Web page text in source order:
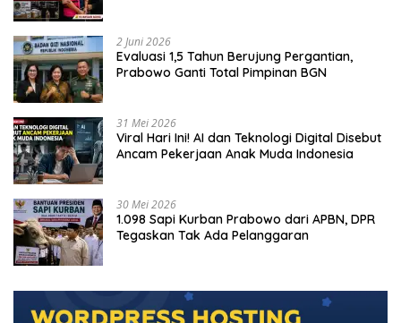
2 Juni 2026
Evaluasi 1,5 Tahun Berujung Pergantian,
Prabowo Ganti Total Pimpinan BGN
31 Mei 2026
Viral Hari Ini! AI dan Teknologi Digital Disebut
Ancam Pekerjaan Anak Muda Indonesia
30 Mei 2026
1.098 Sapi Kurban Prabowo dari APBN, DPR
Tegaskan Tak Ada Pelanggaran